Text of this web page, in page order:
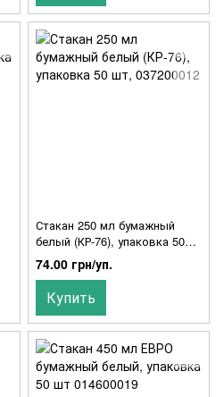
Стакан 250 мл бумажный
белый (КР-76), упаковка 50
шт, 037200012
74.00 грн/уп.
Купить